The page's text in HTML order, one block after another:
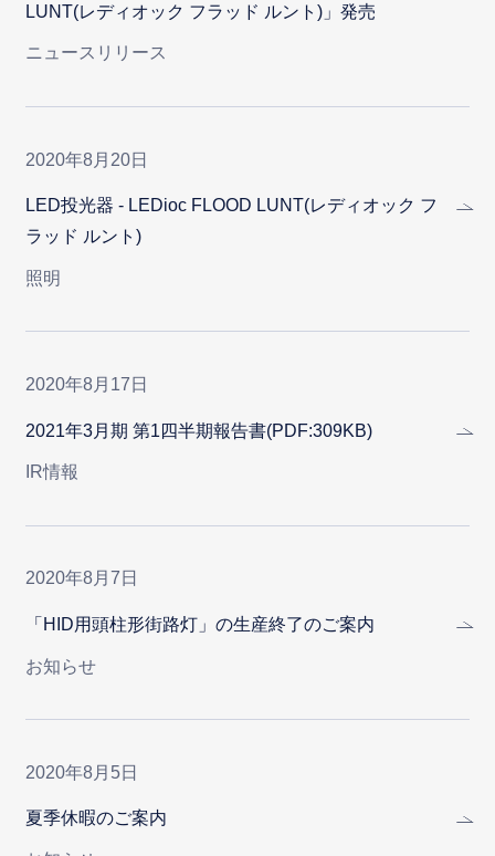
LUNT(レディオック フラッド ルント)」発売
ニュースリリース
2020年8月20日
LED投光器 - LEDioc FLOOD LUNT(レディオック フ
ラッド ルント)
照明
2020年8月17日
2021年3月期 第1四半期報告書(PDF:309KB)
IR情報
2020年8月7日
「HID用頭柱形街路灯」の生産終了のご案内
お知らせ
2020年8月5日
夏季休暇のご案内